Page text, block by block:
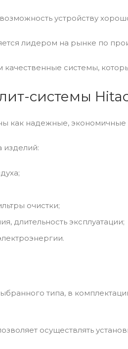
устройству
лидером на рынке по
системы,
системы
как надежные,
очистки;
длительность эксплуатации;
типа, в
осуществлять